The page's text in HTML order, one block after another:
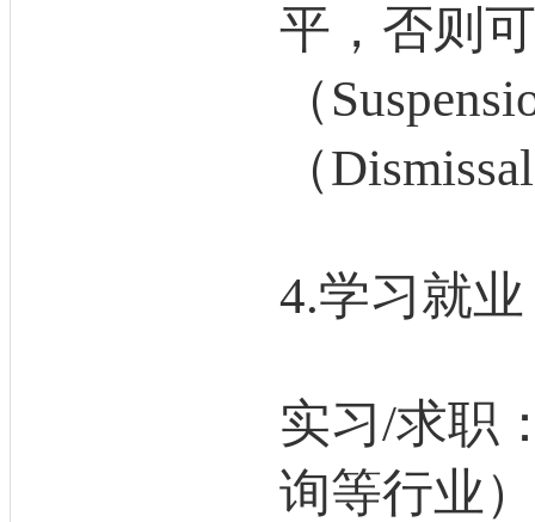
平，否则
（
（
4.学习就
实习/求职
询等行业